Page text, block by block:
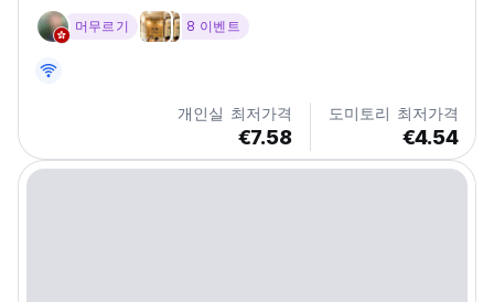
banks of the Yamuna River, where centuries of Mughal
legacy still shape the city’s rhythm. A key stop on
머무르기 8 이벤트
개인실 최저가격
€7.58
도미토리 최저가격
€4.54